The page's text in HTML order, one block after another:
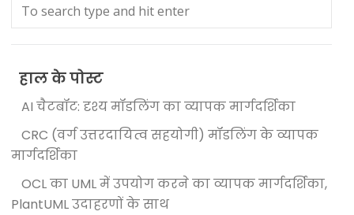
हाल के पोस्ट
AI चैटबॉट: दृश्य मॉडलिंग का व्यापक मार्गदर्शिका
CRC (वर्ग उत्तरदायित्व सहयोगी) मॉडलिंग के व्यापक
मार्गदर्शिका
OCL का UML में उपयोग करने का व्यापक मार्गदर्शिका,
PlantUML उदाहरणों के साथ